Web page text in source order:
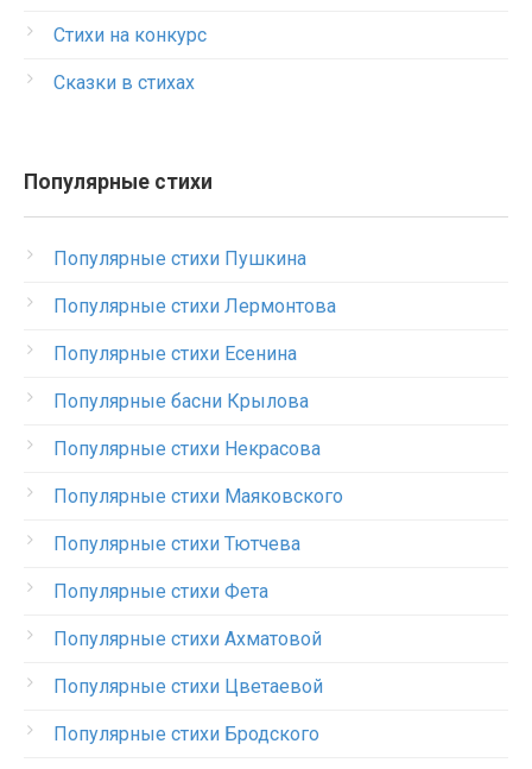
Стихи на конкурс
Сказки в стихах
Популярные стихи
Популярные стихи Пушкина
Популярные стихи Лермонтова
Популярные стихи Есенина
Популярные басни Крылова
Популярные стихи Некрасова
Популярные стихи Маяковского
Популярные стихи Тютчева
Популярные стихи Фета
Популярные стихи Ахматовой
Популярные стихи Цветаевой
Популярные стихи Бродского